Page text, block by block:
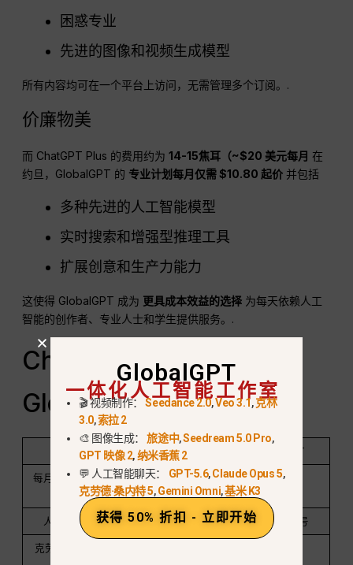
困惑专业
先进的图像和视频生成模型
所有内容均可在一个平台上访问，无需管理多个订阅。.
价廉物美
而 ChatGPT Plus 的费用约为14-15焦耳（~$20 美元每月 在
约旦，GlobalGPT 的 专业计划每月仅需 $10.80 起价 并包括
多种先进的人工智能模型
实时搜索和增强型推理工具
扩展创意和生产力能力
这使得 GlobalGPT 成为 更具成本效益的选择 为每天依赖人工
智能的创作者、专业人士和学生提供服务。.
ChatGPT Plus 与
GlobalGPT（快速比较）
特点 聊天 GPT Plus GlobalGPT
每月费用（约旦）
~$20
~14-15约旦第纳尔
~$10.80
人工智能模型 仅限 OpenAI 100 多种型号
克劳德 / 双子座 /
GlobalGPT
一体化人工智能工作室
🎬 视频制作：Seedance 2.0,Veo 3.1,克林
3.0,索拉 2
🎨 图像生成：旅途中,Seedream 5.0 Pro,
GPT 映像 2,纳米香蕉 2
💬 人工智能聊天： GPT-5.6,Claude Opus 5,
克劳德·桑内特 5,Gemini Omni,基米 K3
获得 50% 折扣 - 立即开始